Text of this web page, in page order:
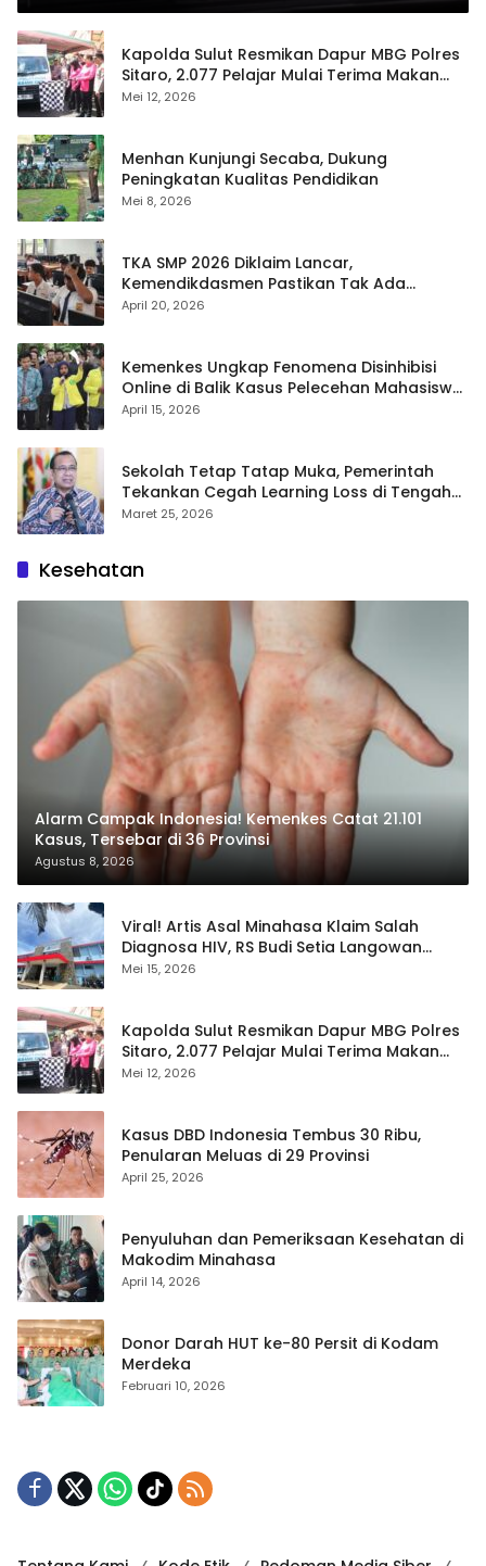
Kapolda Sulut Resmikan Dapur MBG Polres
Sitaro, 2.077 Pelajar Mulai Terima Makan
Gratis
Mei 12, 2026
Menhan Kunjungi Secaba, Dukung
Peningkatan Kualitas Pendidikan
Mei 8, 2026
TKA SMP 2026 Diklaim Lancar,
Kemendikdasmen Pastikan Tak Ada
Kebocoran Soal
April 20, 2026
Kemenkes Ungkap Fenomena Disinhibisi
Online di Balik Kasus Pelecehan Mahasiswa
FH UI
April 15, 2026
Sekolah Tetap Tatap Muka, Pemerintah
Tekankan Cegah Learning Loss di Tengah
Krisis Global
Maret 25, 2026
Kesehatan
Alarm Campak Indonesia! Kemenkes Catat 21.101
Kasus, Tersebar di 36 Provinsi
Agustus 8, 2026
Viral! Artis Asal Minahasa Klaim Salah
Diagnosa HIV, RS Budi Setia Langowan
Disorot Publik
Mei 15, 2026
Kapolda Sulut Resmikan Dapur MBG Polres
Sitaro, 2.077 Pelajar Mulai Terima Makan
Gratis
Mei 12, 2026
Kasus DBD Indonesia Tembus 30 Ribu,
Penularan Meluas di 29 Provinsi
April 25, 2026
Penyuluhan dan Pemeriksaan Kesehatan di
Makodim Minahasa
April 14, 2026
Donor Darah HUT ke-80 Persit di Kodam
Merdeka
Februari 10, 2026